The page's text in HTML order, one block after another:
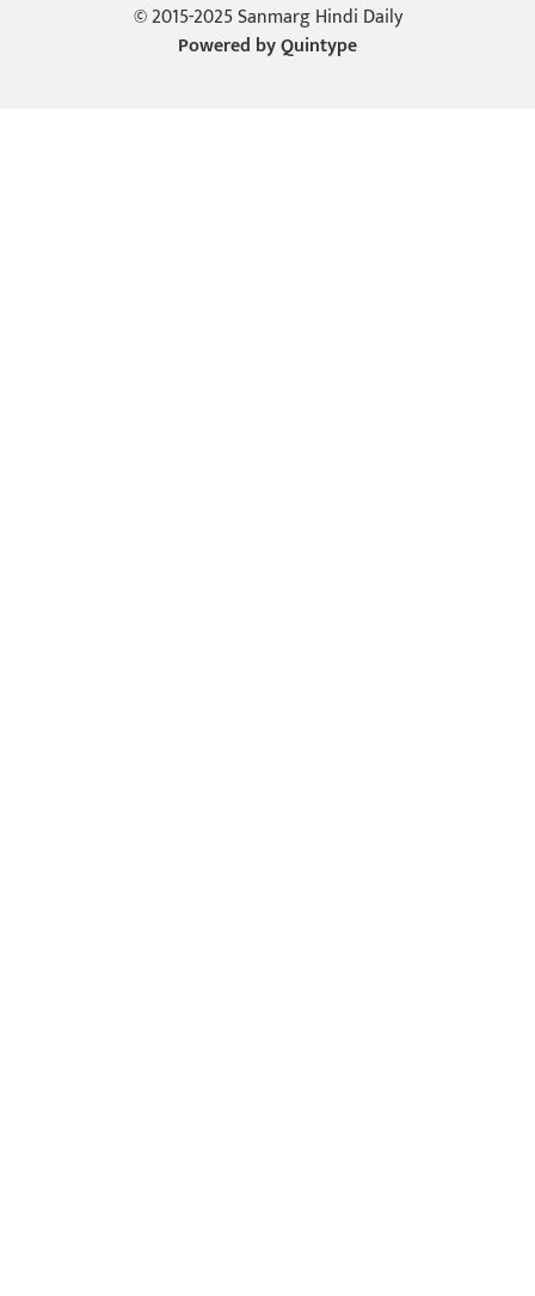
© 2015-2025 Sanmarg Hindi Daily
Powered byQuintype